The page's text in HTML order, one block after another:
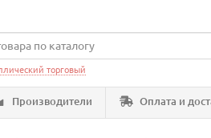
торговый
Производители Оплата и